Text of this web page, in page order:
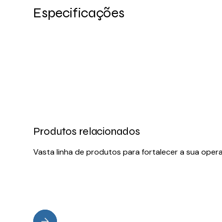
Especificações
Produtos relacionados
Vasta linha de produtos para fortalecer a sua